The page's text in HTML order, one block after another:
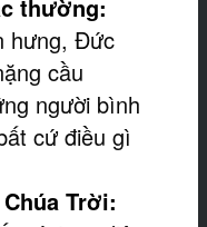
thường:
hưng, Đức
cầu
người bình
cứ điều gì
Trời: